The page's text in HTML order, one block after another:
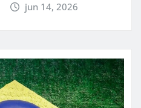
jun 14, 2026